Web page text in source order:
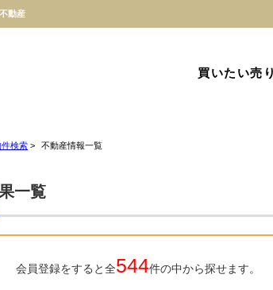
動産
買いたい売
件検索 > 不動産情報一覧
一覧
会員登録をすると全544件の中から探せます。